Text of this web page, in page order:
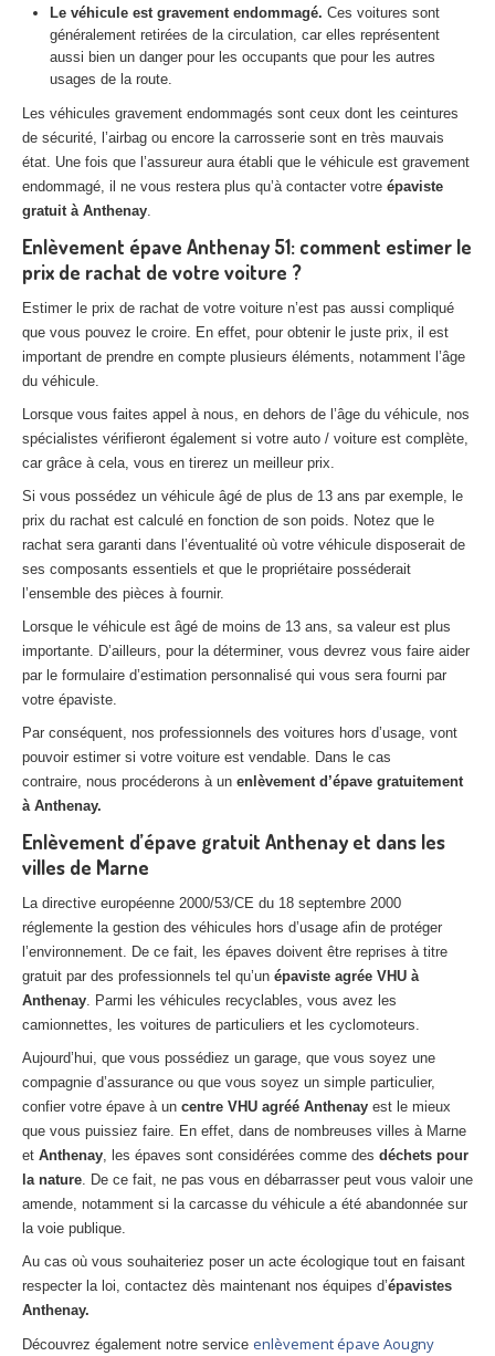
RACHAT VÉHICULES
CONTACT
01 83 64 20 40
Le véhicule est gravement endommagé. Ces voitures sont
généralement retirées de la circulation, car elles représentent
aussi bien un danger pour les occupants que pour les autres
usages de la route.
Les véhicules gravement endommagés sont ceux dont les ceintures
de sécurité, l’airbag ou encore la carrosserie sont en très mauvais
état. Une fois que l’assureur aura établi que le véhicule est gravement
endommagé, il ne vous restera plus qu’à contacter votre épaviste
gratuit à Anthenay.
Enlèvement épave Anthenay 51: comment estimer le
prix de rachat de votre voiture ?
Estimer le prix de rachat de votre voiture n’est pas aussi compliqué
que vous pouvez le croire. En effet, pour obtenir le juste prix, il est
important de prendre en compte plusieurs éléments, notamment l’âge
du véhicule.
Lorsque vous faites appel à nous, en dehors de l’âge du véhicule, nos
spécialistes vérifieront également si votre auto / voiture est complète,
car grâce à cela, vous en tirerez un meilleur prix.
Si vous possédez un véhicule âgé de plus de 13 ans par exemple, le
prix du rachat est calculé en fonction de son poids. Notez que le
rachat sera garanti dans l’éventualité où votre véhicule disposerait de
ses composants essentiels et que le propriétaire posséderait
l’ensemble des pièces à fournir.
Lorsque le véhicule est âgé de moins de 13 ans, sa valeur est plus
importante. D’ailleurs, pour la déterminer, vous devrez vous faire aider
par le formulaire d’estimation personnalisé qui vous sera fourni par
votre épaviste.
Par conséquent, nos professionnels des voitures hors d’usage, vont
pouvoir estimer si votre voiture est vendable. Dans le cas
contraire, nous procéderons à un enlèvement d’épave gratuitement
à Anthenay.
Enlèvement d’épave gratuit Anthenay et dans les
villes de Marne
La directive européenne 2000/53/CE du 18 septembre 2000
réglemente la gestion des véhicules hors d’usage afin de protéger
l’environnement. De ce fait, les épaves doivent être reprises à titre
gratuit par des professionnels tel qu’un épaviste agrée VHU à
Anthenay. Parmi les véhicules recyclables, vous avez les
camionnettes, les voitures de particuliers et les cyclomoteurs.
Aujourd’hui, que vous possédiez un garage, que vous soyez une
compagnie d’assurance ou que vous soyez un simple particulier,
confier votre épave à un centre VHU agréé Anthenay est le mieux
que vous puissiez faire. En effet, dans de nombreuses villes à Marne
et Anthenay, les épaves sont considérées comme des déchets pour
la nature. De ce fait, ne pas vous en débarrasser peut vous valoir une
amende, notamment si la carcasse du véhicule a été abandonnée sur
la voie publique.
Au cas où vous souhaiteriez poser un acte écologique tout en faisant
respecter la loi, contactez dès maintenant nos équipes d’épavistes
Anthenay.
Découvrez également notre service enlèvement épave Aougny